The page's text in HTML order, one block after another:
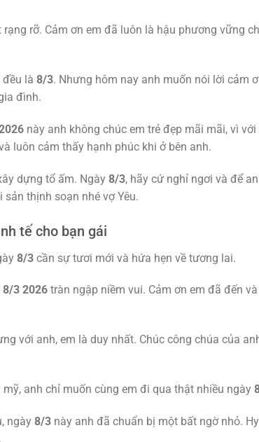
rỡ. Cảm ơn em đã luôn là hậu phương vững
đều là 8/3. Nhưng hôm nay anh muốn nói lời cảm
đình.
này anh không chúc em trẻ đẹp mãi mãi, vì
luôn cảm thấy hạnh phúc khi ở bên anh.
dựng tổ ấm. Ngày 8/3, hãy cứ nghỉ ngơi và để
thịnh soạn nhé vợ Yêu.
tế cho bạn gái
8/3 cần sự tươi mới và hứa hẹn về tương lai.
8/3 2026tràn ngập niềm vui. Cảm ơn em đã đến
với anh, em là duy nhất. Chúc công chúa của
anh chỉ muốn cùng em đi qua thật nhiều ngày
ngày 8/3này anh đã chuẩn bị một bất ngờ nhỏ.